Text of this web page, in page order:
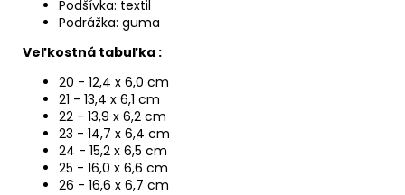
Podšívka: textil
Podrážka: guma
Veľkostná tabuľka :
20 - 12,4 x 6,0 cm
21 - 13,4 x 6,1 cm
22 - 13,9 x 6,2 cm
23 - 14,7 x 6,4 cm
24 - 15,2 x 6,5 cm
25 - 16,0 x 6,6 cm
26 - 16,6 x 6,7 cm